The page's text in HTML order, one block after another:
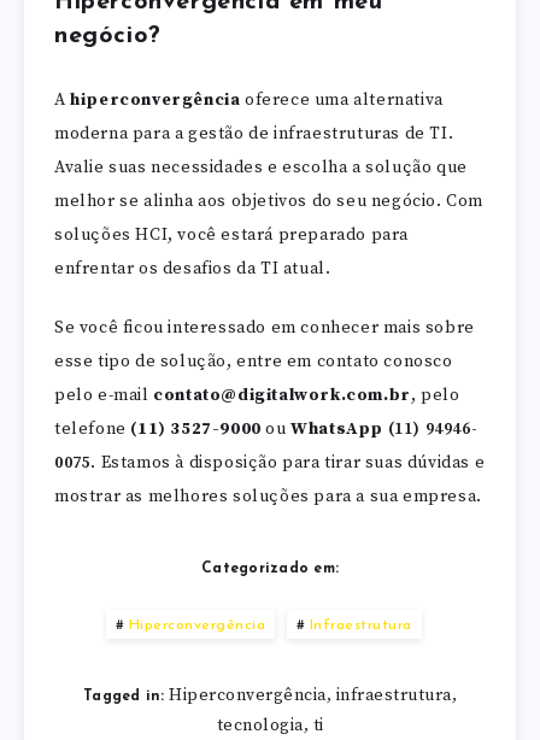
negócio?
Ahiperconvergência oferece uma alternativa
moderna para a gestão de infraestruturas de TI.
Avalie suas necessidades e escolha a solução que
melhor se alinha aos objetivos do seu negócio. Com
soluções HCI, você estará preparado para
enfrentar os desafios da TI atual.
Se você ficou interessado em conhecer mais sobre
esse tipo de solução, entre em contato conosco
pelo e-mail contato@digitalwork.com.br, pelo
telefone (11) 3527-9000 ouWhatsApp (11) 94946-
0075. Estamos à disposição para tirar suas dúvidas e
mostrar as melhores soluções para a sua empresa.
Categorizado em:
Hiperconvergência Infraestrutura
Tagged in: Hiperconvergência, infraestrutura,
tecnologia, ti